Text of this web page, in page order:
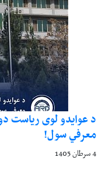
د عوایدو لوی ریاست
معرفي سول!
4 سرطان 1405